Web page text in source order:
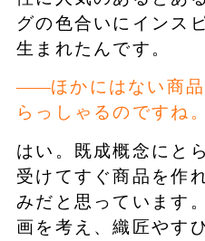
グの色合いにインス
生まれたんです。
ほかにはない商
らっしゃるのですね。
はい。既成概念にと
受けてすぐ商品を作
みだと思っています
画を考え、織匠やす